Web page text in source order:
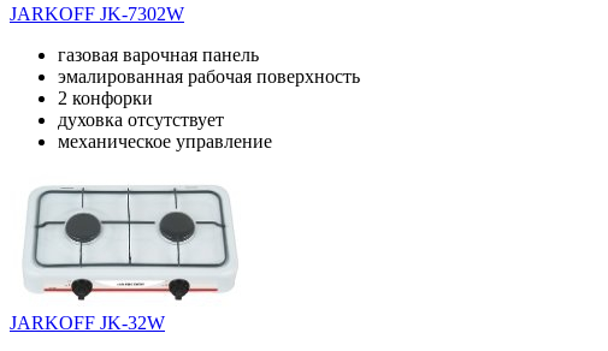
JARKOFF JK-7302W
газовая варочная панель
эмалированная рабочая поверхность
2 конфорки
духовка отсутствует
механическое управление
JARKOFF JK-32W